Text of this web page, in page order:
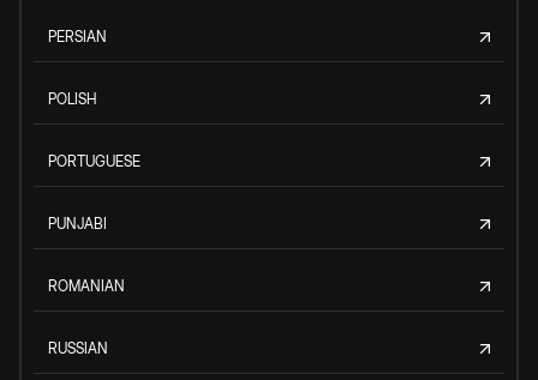
PERSIAN
POLISH
PORTUGUESE
PUNJABI
ROMANIAN
RUSSIAN